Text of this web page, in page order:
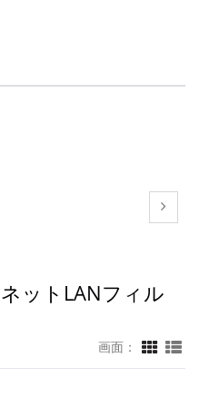
ットLANフィル
画面：